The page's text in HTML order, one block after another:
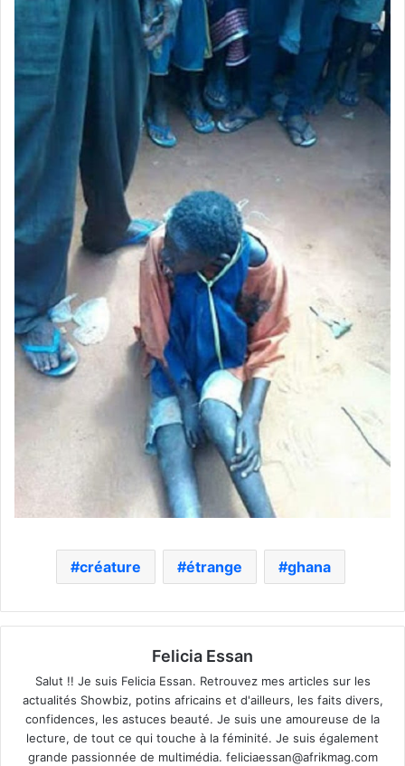
créature étrange ghana
Felicia Essan
Salut !! Je suis Felicia Essan. Retrouvez mes articles sur les
actualités Showbiz, potins africains et d'ailleurs, les faits divers,
confidences, les astuces beauté. Je suis une amoureuse de la
lecture, de tout ce qui touche à la féminité. Je suis également
grande passionnée de multimédia. feliciaessan@afrikmag.com